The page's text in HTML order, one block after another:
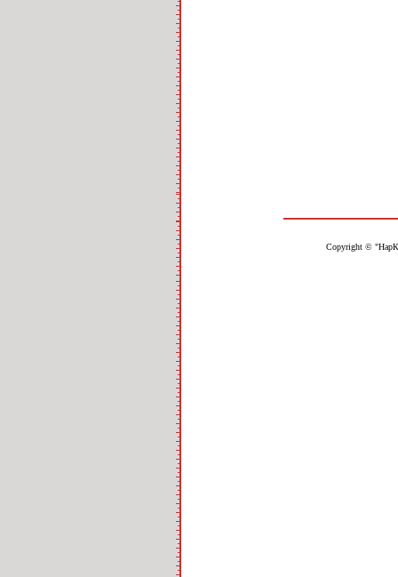
Copyright ©